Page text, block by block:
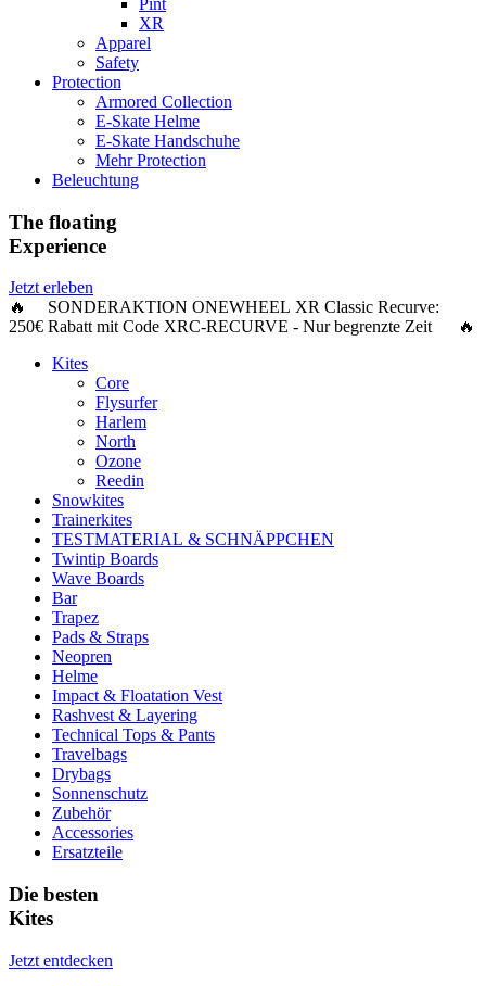
Pint
XR
Apparel
Safety
Protection
Armored Collection
E-Skate Helme
E-Skate Handschuhe
Mehr Protection
Beleuchtung
The floating
Experience
Jetzt erleben
🔥 SONDERAKTION ONEWHEEL XR Classic Recurve:
250€ Rabattmit Code XRC-RECURVE - Nur begrenzte Zeit 🔥
Kites
Core
Flysurfer
Harlem
North
Ozone
Reedin
Snowkites
Trainerkites
TESTMATERIAL & SCHNÄPPCHEN
Twintip Boards
Wave Boards
Bar
Trapez
Pads & Straps
Neopren
Helme
Impact & Floatation Vest
Rashvest & Layering
Technical Tops & Pants
Travelbags
Drybags
Sonnenschutz
Zubehör
Accessories
Ersatzteile
Die besten
Kites
Jetzt entdecken